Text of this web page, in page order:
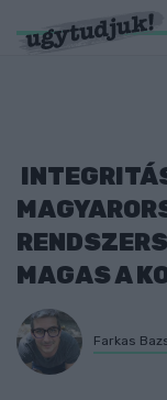
MAGAS A
Farkas